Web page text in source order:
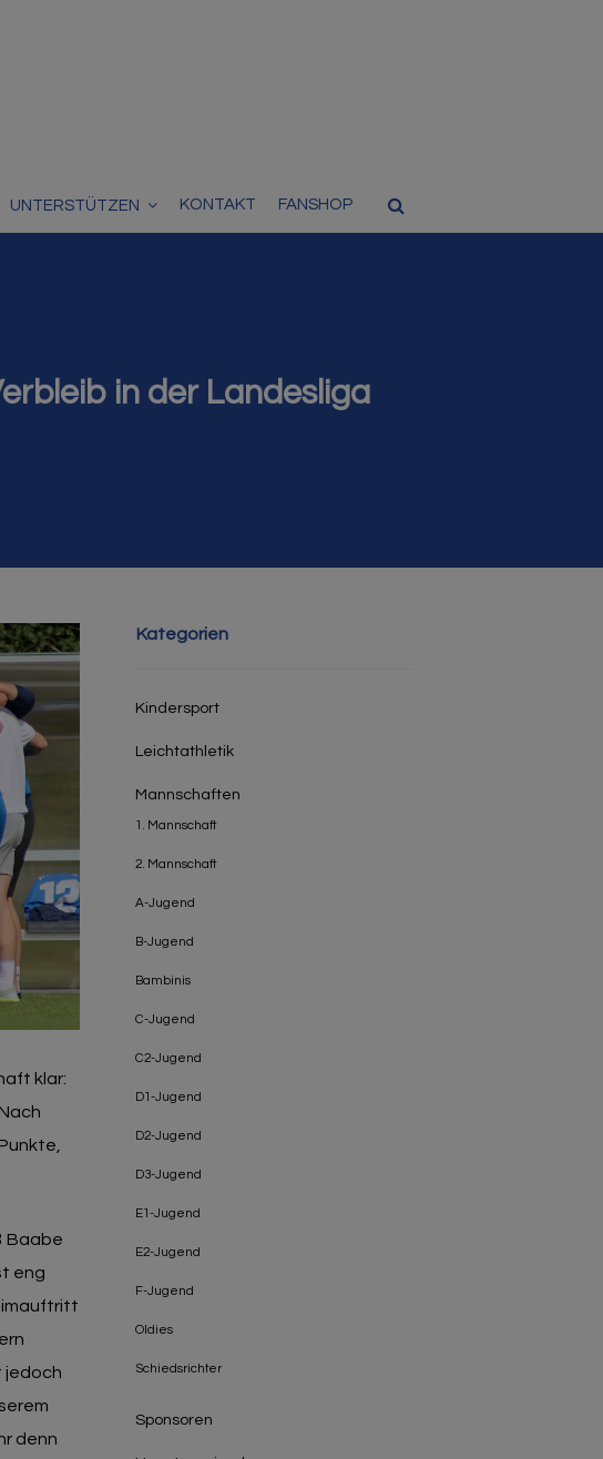
UNTERSTÜTZEN KONTAKT FANSHOP
in der Landesliga
klar:
Baabe
eng
jedoch
denn
Kategorien
Kindersport
Leichtathletik
Mannschaften
1. Mannschaft
2. Mannschaft
A-Jugend
B-Jugend
Bambinis
C-Jugend
C2-Jugend
D1-Jugend
D2-Jugend
D3-Jugend
E1-Jugend
E2-Jugend
F-Jugend
Oldies
Schiedsrichter
Sponsoren